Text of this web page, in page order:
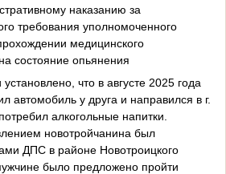
наказанию за
требования уполномоченного
медицинского
состояние опьянения
что в августе 2025 года
автомобиль у друга и направился в г.
алкогольные напитки.
новотройчанина был
ДПС в районе Новотроицкого
было предложено пройти